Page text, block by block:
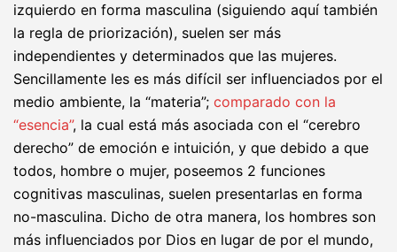
izquierdo en forma masculina (siguiendo aquí también
la regla de priorización), suelen ser más
independientes y determinados que las mujeres.
Sencillamente les es más difícil ser influenciados por el
medio ambiente, la “materia”; comparado con la
“esencia”, la cual está más asociada con el “cerebro
derecho” de emoción e intuición, y que debido a que
todos, hombre o mujer, poseemos 2 funciones
cognitivas masculinas, suelen presentarlas en forma
no-masculina. Dicho de otra manera, los hombres son
más influenciados por Dios en lugar de por el mundo,